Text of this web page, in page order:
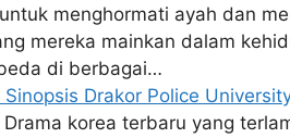
menghormati ayah dan
mereka mainkan dalam
di berbagai…
Sinopsis Drakor Police
korea terbaru yang